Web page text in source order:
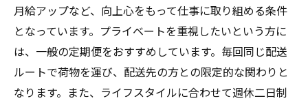
月給アップなど、向上心をもって仕事に取り組める条件
となっています。プライベートを重視したいという方に
は、一般の定期便をおすすめしています。毎回同じ配送
ルートで荷物を運び、配送先の方との限定的な関わりと
なります。また、ライフスタイルに合わせて週休二日制